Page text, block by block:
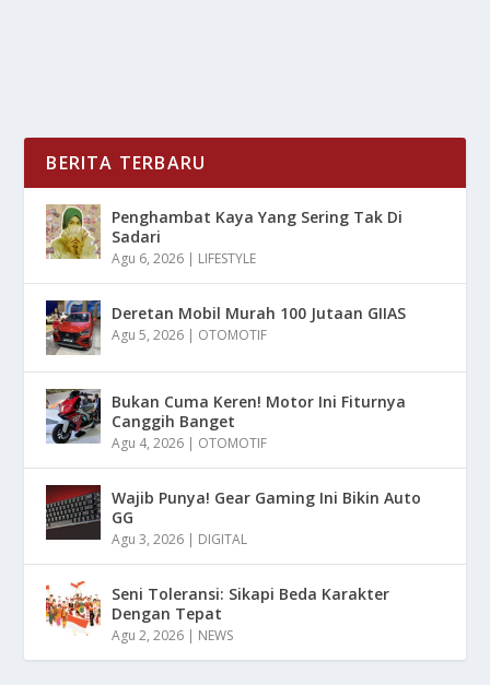
BERITA TERBARU
Penghambat Kaya Yang Sering Tak Di
Sadari
Agu 6, 2026 | LIFESTYLE
Deretan Mobil Murah 100 Jutaan GIIAS
Agu 5, 2026 | OTOMOTIF
Bukan Cuma Keren! Motor Ini Fiturnya
Canggih Banget
Agu 4, 2026 | OTOMOTIF
Wajib Punya! Gear Gaming Ini Bikin Auto
GG
Agu 3, 2026 | DIGITAL
Seni Toleransi: Sikapi Beda Karakter
Dengan Tepat
Agu 2, 2026 | NEWS